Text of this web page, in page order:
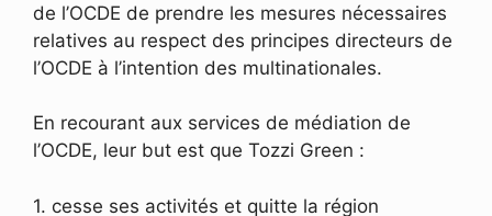
de l’OCDE de prendre les mesures nécessaires
relatives au respect des principes directeurs de
l’OCDE à l’intention des multinationales.
En recourant aux services de médiation de
l’OCDE, leur but est que Tozzi Green :
1. cesse ses activités et quitte la région